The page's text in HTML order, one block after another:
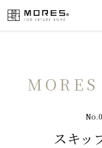
MORES
スキッ